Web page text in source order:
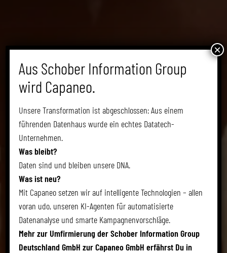
UNSERE
PARTNER FÜR
UDO
… stellen sich vor.
Aus Schober Information Group
wird Capaneo.
Unsere Transformation ist abgeschlossen: Aus einem
führenden Datenhaus wurde ein echtes Datatech-
Unternehmen.
Was bleibt?
Daten sind und bleiben unsere DNA.
Was ist neu?
Mit Capaneo setzen wir auf intelligente Technologien – allen
voran udo, unseren KI-Agenten für automatisierte
Datenanalyse und smarte Kampagnenvorschläge.
Mehr zur Umfirmierung der Schober Information Group
Deutschland GmbH zur Capaneo GmbH erfährst Du in
×